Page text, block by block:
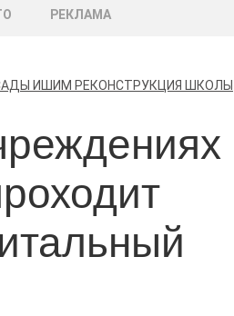
РЕКЛАМА
ИШИМ РЕКОНСТРУКЦИЯ ШКОЛЫ